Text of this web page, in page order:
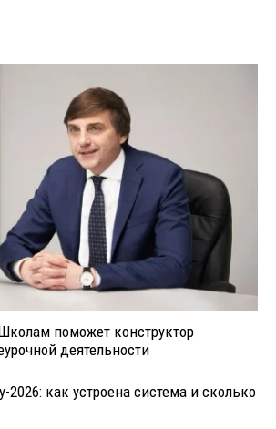
поможет конструктор
деятельности
как устроена система и сколько